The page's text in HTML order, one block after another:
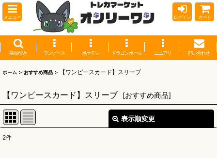
メニュー ログイン カート
商品検索 ワンピース ポケモン ドラゴンボール ユニアリ 問い合わせ
ホーム > おすすめ商品 > 【ワンピースカード】スリーブ
【ワンピースカード】スリーブ [おすすめ商品]
表示順変更
2件